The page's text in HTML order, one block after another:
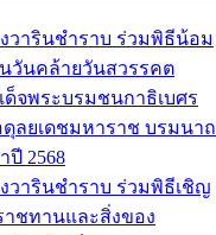
วารินชำราบ ร่วมพิธีน้อม
นวันคล้ายวันสวรรคต
จพระบรมชนกาธิเบศร
ลยเดชมหาราช บรมนาถ
ปี 2568
วารินชำราบ ร่วมพิธีเชิญ
าชทานและสิ่งของ